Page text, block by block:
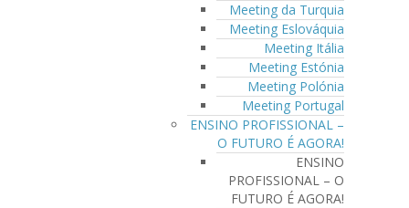
Meeting da Turquia
Meeting Eslováquia
Meeting Itália
Meeting Estónia
Meeting Polónia
Meeting Portugal
ENSINO PROFISSIONAL –
O FUTURO É AGORA!
ENSINO
PROFISSIONAL – O
FUTURO É AGORA!